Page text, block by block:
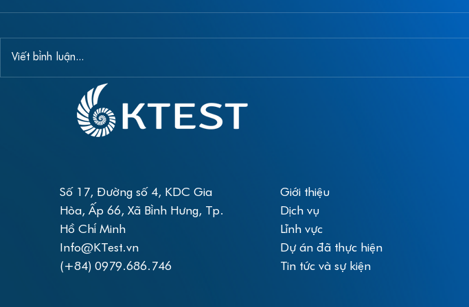
CHƯƠNG TRÌNH KHUYẾN
MÃI “Giải trình tự gene thế
hệ mới trong tầm tay”
Chương trình giảm giá
Viết bình luận...
Số 17, Đường số 4, KDC Gia
Hòa, Ấp 66, Xã Bình Hưng, Tp.
Hồ Chí Minh
Info@KTest.vn
(+84) 0979.686.746
Giới thiệu
Dịch vụ
Lĩnh vực
Dự án đã thực hiện
Tin tức và sự kiện